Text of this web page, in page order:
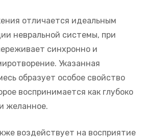
отличается идеальным
невральной системы, при
синхронно и
Указанная
образует особое свойство
воспринимается как глубоко
желанное.
воздействует на восприятие